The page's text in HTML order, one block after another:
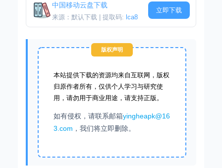
中国移动云盘下载
来源：默认下载 | 提取码: lca8
立即下载
版权声明
本站提供下载的资源均来自互联网，版权
归原作者所有，仅供个人学习与研究使
用，请勿用于商业用途，请支持正版。
如有侵权，请联系邮箱yingheapk@16
3.com ，我们将立即删除。